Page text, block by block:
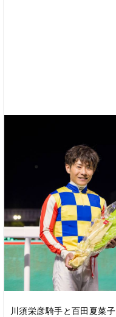
川須栄彦騎手と百田夏菜子